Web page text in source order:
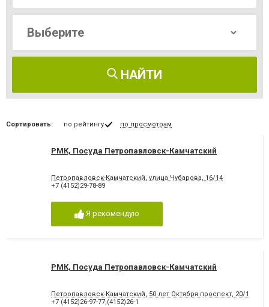
НАЙТИ
Сортировать: по рейтингу по просмотрам
РМК, Посуда Петропавловск-Камчатский
Петропавловск-Камчатский, улица Чубарова, 16/14
+7 (4152)29-78-89
Я рекомендую
РМК, Посуда Петропавловск-Камчатский
Петропавловск-Камчатский, 50 лет Октября проспект, 20/1
+7 (4152)26-97-77,(4152)26-1